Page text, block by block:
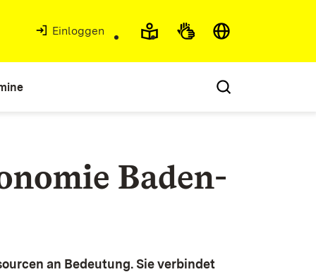
Einloggen
Baden-
an Bedeutung. Sie verbindet